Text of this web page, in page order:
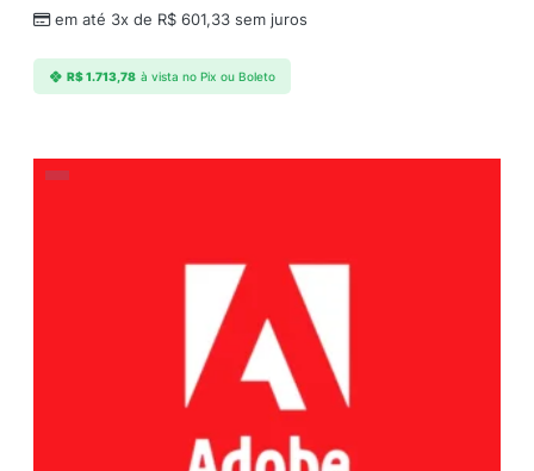
em até 3x de R$ 601,33 sem juros
R$1.713,78 à vista no Pix ou Boleto